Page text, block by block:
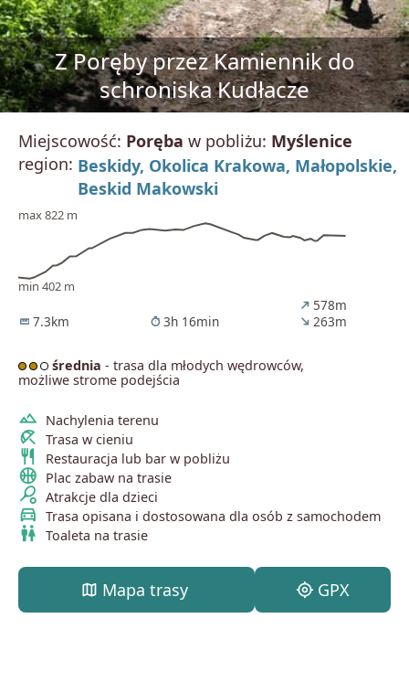
Z Poręby przez Kamiennik do
schroniska Kudłacze
Miejscowość: Poręba w pobliżu: Myślenice
region: Beskidy, Okolica Krakowa, Małopolskie,
Beskid Makowski
max 822 m
min 402 m
straighten 7.3km timer 3h 16min
north_east578m
south_east263m
średnia - trasa dla młodych wędrowców,
możliwe strome podejścia
terrain Nachylenia terenu
beach_access Trasa w cieniu
restaurant Restauracja lub bar w pobliżu
sports_basketball Plac zabaw na trasie
sports_tennis Atrakcje dla dzieci
directions_car Trasa opisana i dostosowana dla osób z samochodem
wc Toaleta na trasie
map Mapa trasy my_location GPX